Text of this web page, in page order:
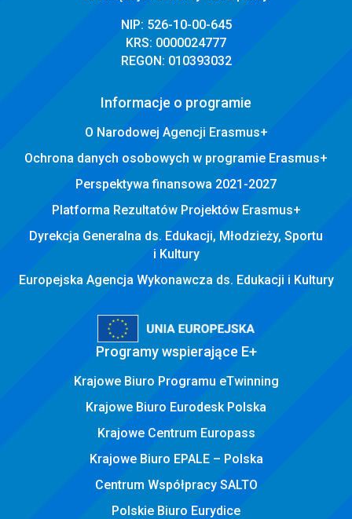
NIP: 526-10-00-645
KRS: 0000024777
REGON: 010393032
Informacje o programie
O Narodowej Agencji Erasmus+
Ochrona danych osobowych w programie Erasmus+
Perspektywa finansowa 2021-2027
Platforma Rezultatów Projektów Erasmus+
Dyrekcja Generalna ds. Edukacji, Młodzieży, Sportu
i Kultury
Europejska Agencja Wykonawcza ds. Edukacji i Kultury
Programy wspierające E+
Krajowe Biuro Programu eTwinning
Krajowe Biuro Eurodesk Polska
Krajowe Centrum Europass
Krajowe Biuro EPALE – Polska
Centrum Współpracy SALTO
Polskie Biuro Eurydice